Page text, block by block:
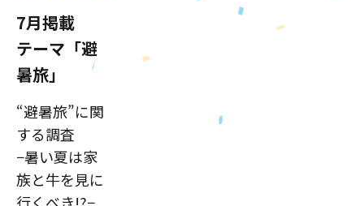
7月掲載
テーマ「避
暑旅」
“避暑旅”に関
する調査
−暑い夏は家
族と牛を見に